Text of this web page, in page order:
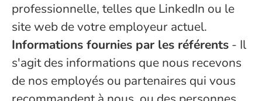
professionnelle, telles que LinkedIn ou le
site web de votre employeur actuel.
Informations fournies par les référents - Il
s'agit des informations que nous recevons
de nos employés ou partenaires qui vous